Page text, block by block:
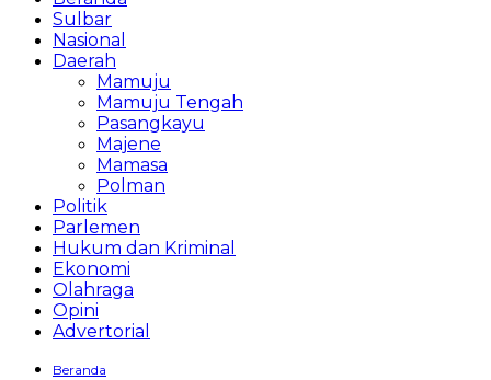
Sulbar
Nasional
Daerah
Mamuju
Mamuju Tengah
Pasangkayu
Majene
Mamasa
Polman
Politik
Parlemen
Hukum dan Kriminal
Ekonomi
Olahraga
Opini
Advertorial
Beranda